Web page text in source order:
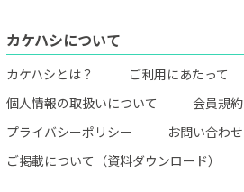
カケハシについて
カケハシとは？
ご利用にあたって
個人情報の取扱いについて
会員規約
プライバシーポリシー
お問い合わせ
ご掲載について（資料ダウンロード）